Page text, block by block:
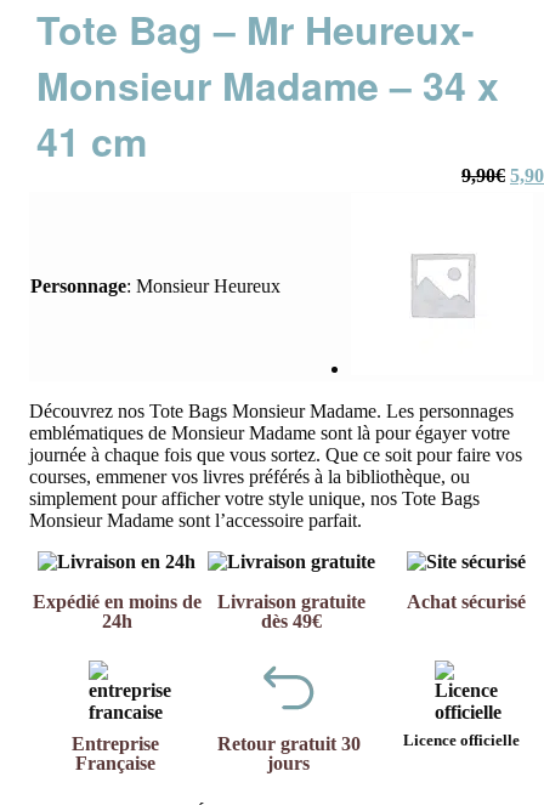
Tote Bag – Mr Heureux-
Monsieur Madame – 34 x
41 cm
9,90€ Le
prix
5,90
Découvrez nos Tote Bags Monsieur Madame. Les personnages
emblématiques de Monsieur Madame sont là pour égayer votre
journée à chaque fois que vous sortez. Que ce soit pour faire vos
courses, emmener vos livres préférés à la bibliothèque, ou
simplement pour afficher votre style unique, nos Tote Bags
Monsieur Madame sont l’accessoire parfait.
Personnage: Monsieur Heureux
Expédié en moins de
24h
Livraison gratuite
dès 49€
Achat sécurisé
Entreprise
Française
Retour gratuit 30
jours
Licence officielle